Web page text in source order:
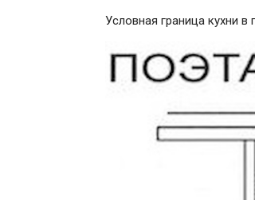
Условная граница кухни в